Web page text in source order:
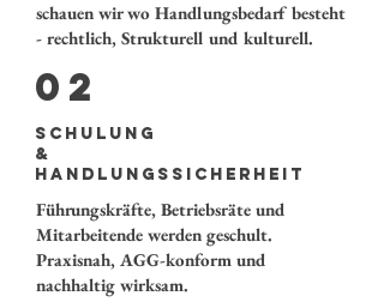
schauen wir wo Handlungsbedarf besteht
- rechtlich, Strukturell und kulturell.
02
Schulung
&
Handlungssicherheit
Führungskräfte, Betriebsräte und
Mitarbeitende werden geschult.
Praxisnah, AGG-konform und
nachhaltig wirksam.